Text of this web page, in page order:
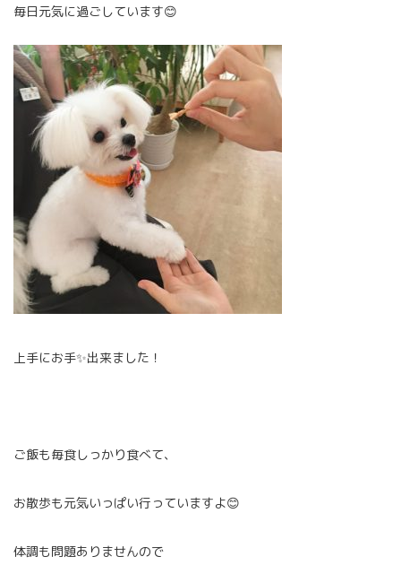
毎日元気に過ごしています😊
上手にお手✨出来ました！
ご飯も毎食しっかり食べて、
お散歩も元気いっぱい行っていますよ😊
体調も問題ありませんので